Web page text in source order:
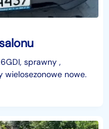
sprawny ,
nowe.